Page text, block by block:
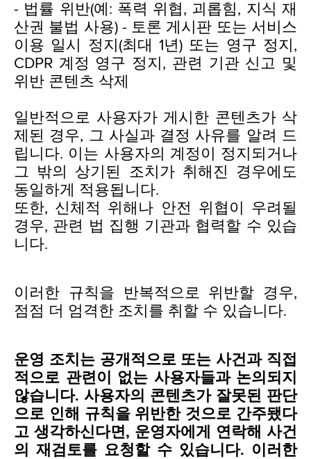
- 법률 위반(예: 폭력 위협, 괴롭힘, 지식 재
산권 불법 사용) - 토론 게시판 또는 서비스
이용 일시 정지(최대 1년) 또는 영구 정지,
CDPR 계정 영구 정지, 관련 기관 신고 및
위반 콘텐츠 삭제
일반적으로 사용자가 게시한 콘텐츠가 삭
제된 경우, 그 사실과 결정 사유를 알려 드
립니다. 이는 사용자의 계정이 정지되거나
그 밖의 상기된 조치가 취해진 경우에도
동일하게 적용됩니다.
또한, 신체적 위해나 안전 위협이 우려될
경우, 관련 법 집행 기관과 협력할 수 있습
니다.
이러한 규칙을 반복적으로 위반할 경우,
점점 더 엄격한 조치를 취할 수 있습니다.
운영 조치는 공개적으로 또는 사건과 직접
적으로 관련이 없는 사용자들과 논의되지
않습니다. 사용자의 콘텐츠가 잘못된 판단
으로 인해 규칙을 위반한 것으로 간주됐다
고 생각하신다면, 운영자에게 연락해 사건
의 재검토를 요청할 수 있습니다. 이러한